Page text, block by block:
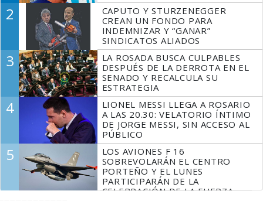
2
CAPUTO Y STURZENEGGER
CREAN UN FONDO PARA
INDEMNIZAR Y “GANAR”
SINDICATOS ALIADOS
3
LA ROSADA BUSCA CULPABLES
DESPUÉS DE LA DERROTA EN EL
SENADO Y RECALCULA SU
ESTRATEGIA
4
LIONEL MESSI LLEGA A ROSARIO
A LAS 20.30: VELATORIO ÍNTIMO
DE JORGE MESSI, SIN ACCESO AL
PÚBLICO
5
LOS AVIONES F 16
SOBREVOLARÁN EL CENTRO
PORTEÑO Y EL LUNES
PARTICIPARÁN DE LA
CELEBRACIÓN DE LA FUERZA